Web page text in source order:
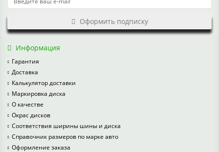
Оформить подписку
Информация
Гарантия
Доставка
Калькулятор доставки
Маркировка диска
О качестве
Окрас дисков
Соответствия ширины шины и диска
Справочник размеров по марке авто
Оформление заказа